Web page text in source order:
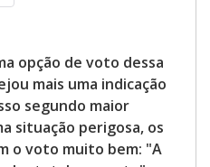
opção de voto dessa
mais uma indicação
segundo maior
situação perigosa, os
o voto muito bem: "A